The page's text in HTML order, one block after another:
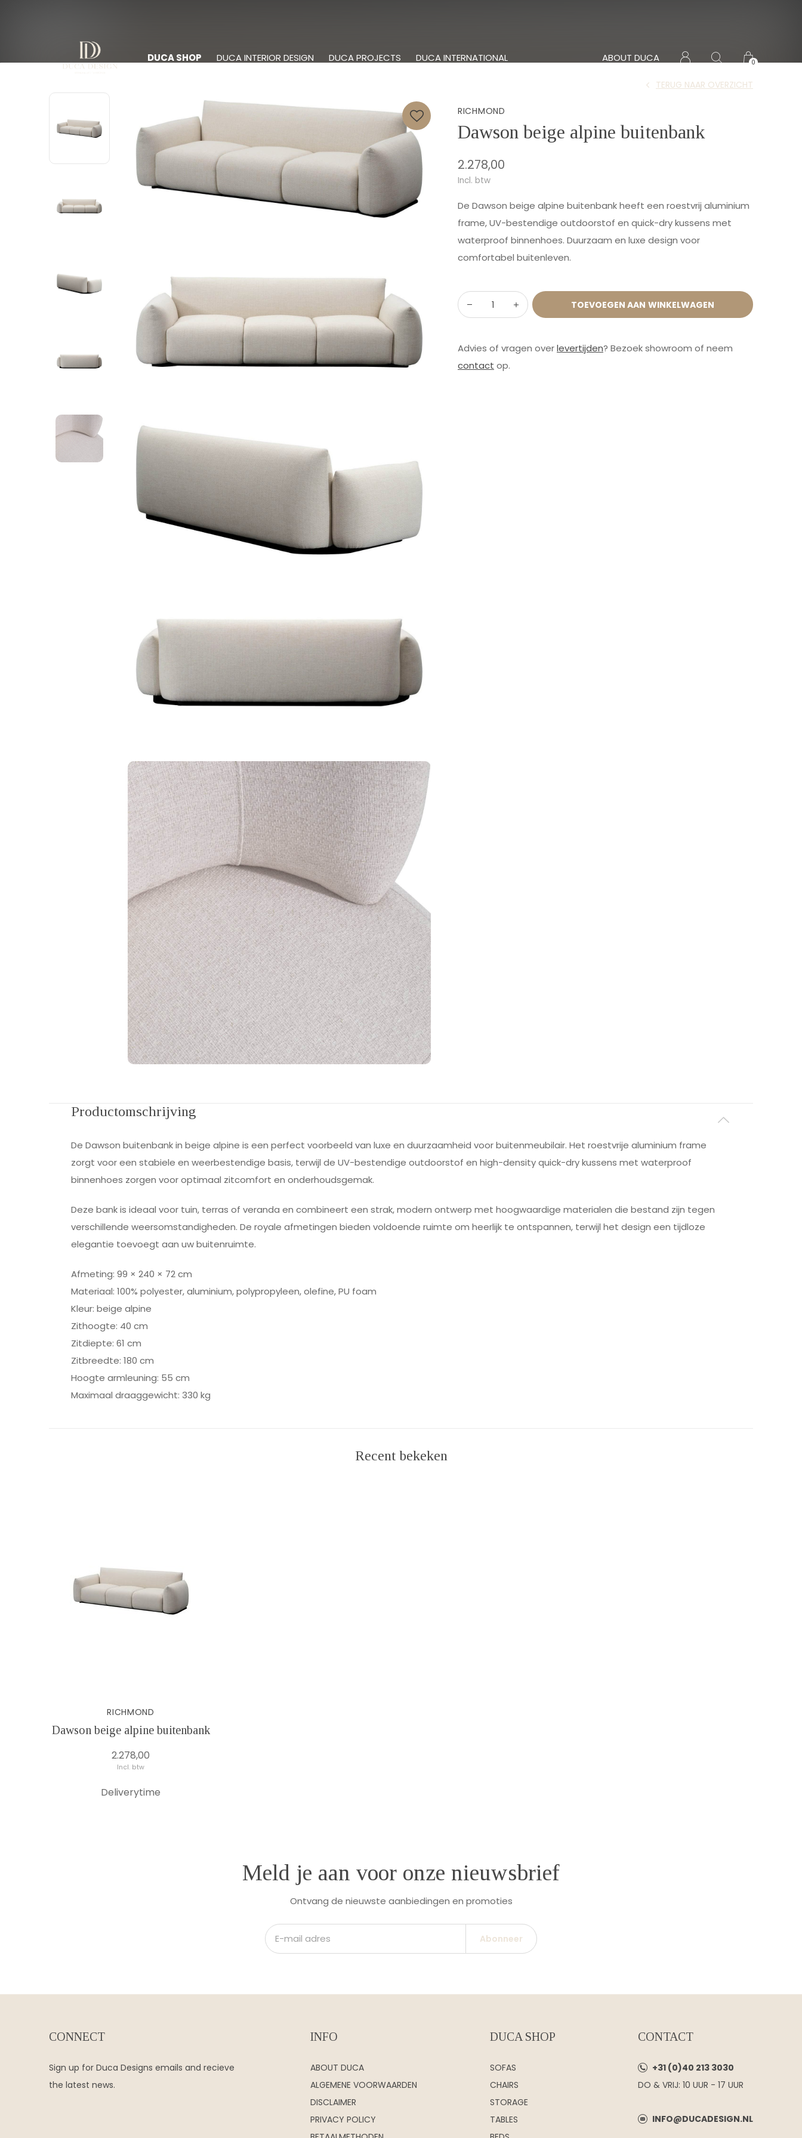
DUCA SHOP DUCA INTERIOR DESIGN DUCA PROJECTS DUCA INTERNATIONAL ABOUT DUCA 0
RICHMOND
Dawson beige alpine buitenbank
TERUG NAAR OVERZICHT
2.278,00
Incl. btw
De Dawson beige alpine buitenbank heeft een roestvrij aluminium
frame, UV-bestendige outdoorstof en quick-dry kussens met
waterproof binnenhoes. Duurzaam en luxe design voor
comfortabel buitenleven.
TOEVOEGEN AAN WINKELWAGEN
Advies of vragen overlevertijden? Bezoek showroom of neem
contact op.
Productomschrijving
De Dawson buitenbank in beige alpine is een perfect voorbeeld van luxe en duurzaamheid voor buitenmeubilair. Het roestvrije aluminium frame
zorgt voor een stabiele en weerbestendige basis, terwijl de UV-bestendige outdoorstof en high-density quick-dry kussens met waterproof
binnenhoes zorgen voor optimaal zitcomfort en onderhoudsgemak.
Deze bank is ideaal voor tuin, terras of veranda en combineert een strak, modern ontwerp met hoogwaardige materialen die bestand zijn tegen
verschillende weersomstandigheden. De royale afmetingen bieden voldoende ruimte om heerlijk te ontspannen, terwijl het design een tijdloze
elegantie toevoegt aan uw buitenruimte.
Afmeting: 99 × 240 × 72 cm
Materiaal: 100% polyester, aluminium, polypropyleen, olefine, PU foam
Kleur: beige alpine
Zithoogte: 40 cm
Zitdiepte: 61 cm
Zitbreedte: 180 cm
Hoogte armleuning: 55 cm
Maximaal draaggewicht: 330 kg
Recent bekeken
RICHMOND
Dawson beige alpine buitenbank
2.278,00
Incl. btw
Deliverytime
Meld je aan voor onze nieuwsbrief
Ontvang de nieuwste aanbiedingen en promoties
Abonneer
CONNECT
Sign up for Duca Designs emails and recieve
the latest news.
INFO
ABOUT DUCA
ALGEMENE VOORWAARDEN
DISCLAIMER
PRIVACY POLICY
DUCA SHOP
SOFAS
CHAIRS
STORAGE
TABLES
CONTACT
+31 (0)40 213 3030
DO & VRIJ: 10 UUR - 17 UUR
INFO@DUCADESIGN.NL